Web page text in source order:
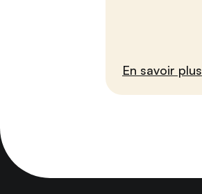
En savoir plus